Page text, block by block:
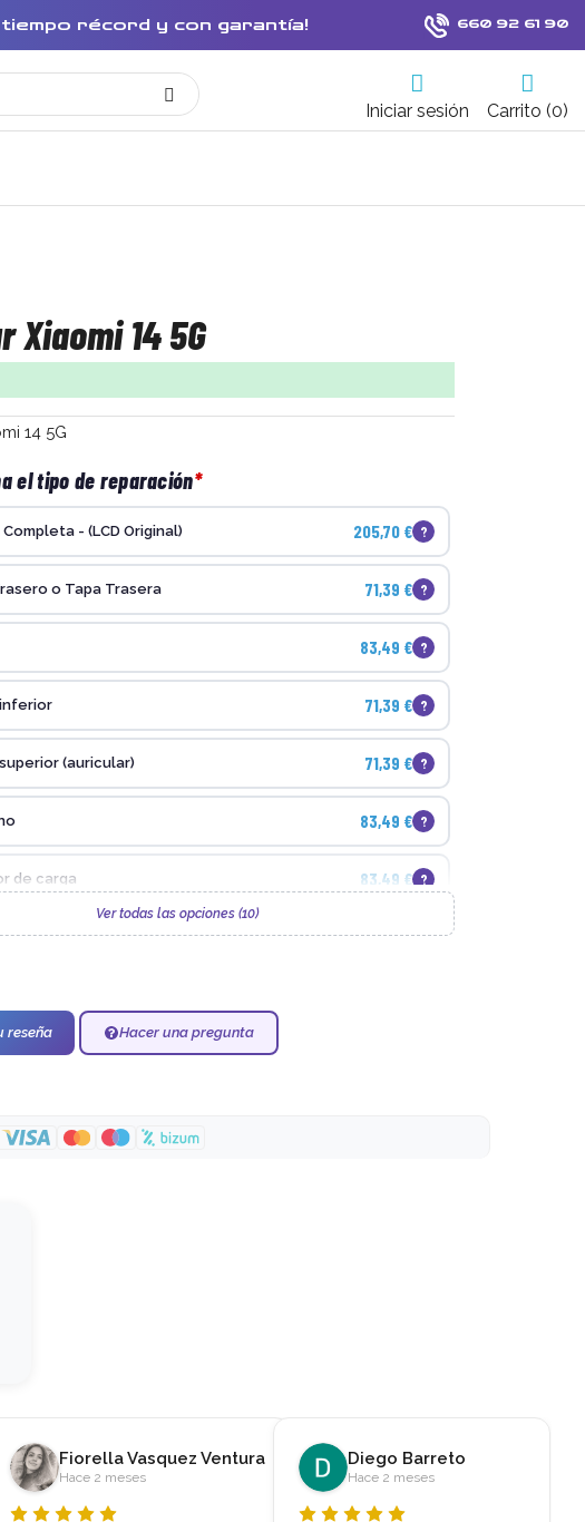
tiempo récord y con garantía! 660 92 61 90
Iniciar sesión Carrito (0)
Xiaomi 14 5G
14 5G
el tipo de reparación
- (LCD Original) 205,70 € ?
o Tapa Trasera 71,39 € ?
83,49 € ?
71,39 € ?
(auricular) 71,39 € ?
83,49 € ?
de carga 83,49 € ?
119,79 € ?
trasera
Ver todas las opciones (10)
reseña Hacer una pregunta
Diego Barreto
Hace 2 meses
marleni melendez
Hace 5 meses